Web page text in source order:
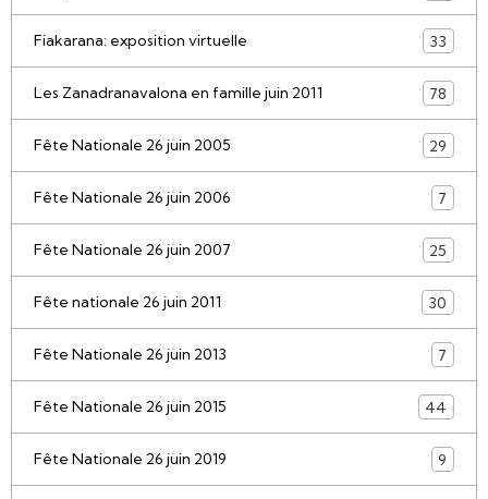
Fiakarana: exposition virtuelle 33
Les Zanadranavalona en famille juin 2011 78
Fête Nationale 26 juin 2005 29
Fête Nationale 26 juin 2006 7
Fête Nationale 26 juin 2007 25
Fête nationale 26 juin 2011 30
Fête Nationale 26 juin 2013 7
Fête Nationale 26 juin 2015 44
Fête Nationale 26 juin 2019 9